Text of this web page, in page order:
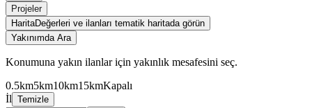
Projeler
HaritaDeğerleri ve ilanları tematik haritada görün
Yakınımda Ara
Konumuna yakın ilanlar için yakınlık mesafesini seç.
0.5km5km10km15kmKapalı
İl Temizle